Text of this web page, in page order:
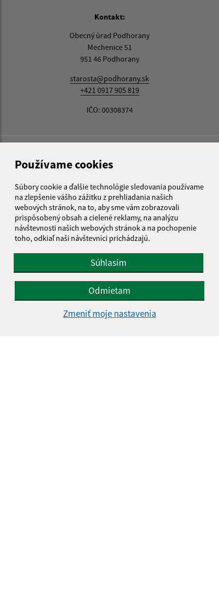
Používame cookies
Súbory cookie a ďalšie technológie sledovania používame
na zlepšenie vášho zážitku z prehliadania našich
webových stránok, na to, aby sme vám zobrazovali
prispôsobený obsah a cielené reklamy, na analýzu
návštevnosti našich webových stránok a na pochopenie
toho, odkiaľ naši návštevníci prichádzajú.
Súhlasím
Odmietam
Zmeniť moje nastavenia
Kontakt:
Obecný úrad Podhorany
Mechenice 51
951 46 Podhorany
starosta@podhorany.sk
+421 0917 905 819
IČO: 00308374
Informácie o stránke:
Vyhlásenie o prístupnosti